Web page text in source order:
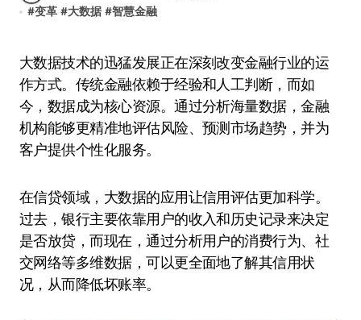
#变革 #大数据 #智慧金融
大数据技术的迅猛发展正在深刻改变金融行业的运
作方式。传统金融依赖于经验和人工判断，而如
今，数据成为核心资源。通过分析海量数据，金融
机构能够更精准地评估风险、预测市场趋势，并为
客户提供个性化服务。
在信贷领域，大数据的应用让信用评估更加科学。
过去，银行主要依靠用户的收入和历史记录来决定
是否放贷，而现在，通过分析用户的消费行为、社
交网络等多维数据，可以更全面地了解其信用状
况，从而降低坏账率。